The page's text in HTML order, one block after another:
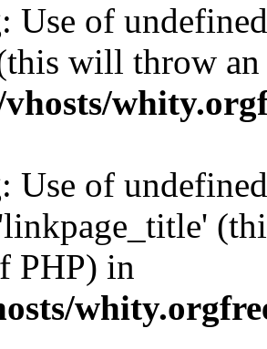
: Use of
will throw
: Use of
'linkpage_title'
PHP) in